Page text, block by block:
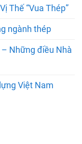
Thế “Vua Thép”
ngành thép
Những điều Nhà
Việt Nam